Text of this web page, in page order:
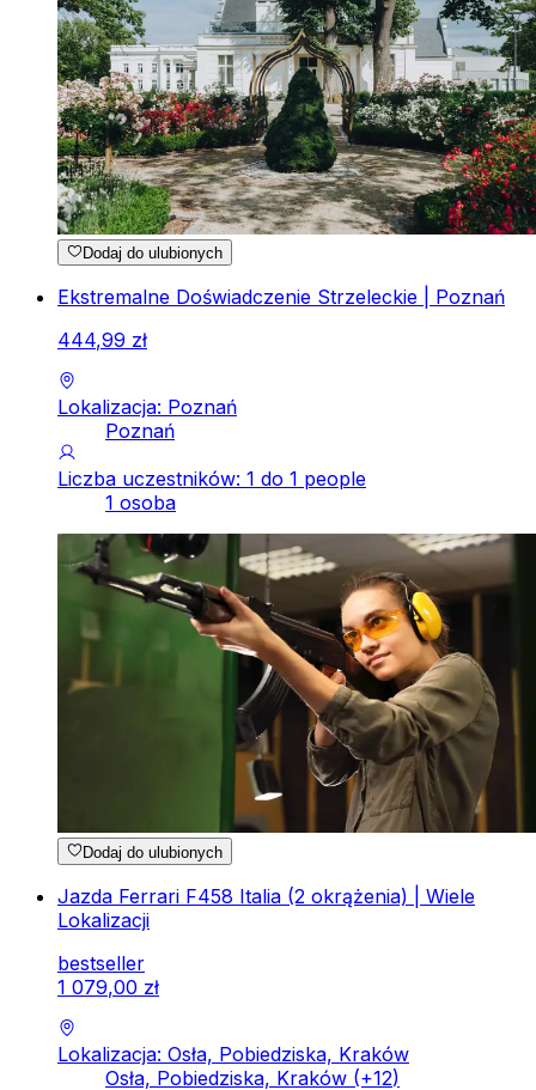
Dodaj do ulubionych
Ekstremalne Doświadczenie Strzeleckie | Poznań
444,99 zł
Lokalizacja: Poznań
Poznań
Liczba uczestników: 1 do 1 people
1 osoba
Dodaj do ulubionych
Jazda Ferrari F458 Italia (2 okrążenia) | Wiele
Lokalizacji
bestseller
1 079,00 zł
Lokalizacja: Osła, Pobiedziska, Kraków
Osła, Pobiedziska, Kraków (+12)